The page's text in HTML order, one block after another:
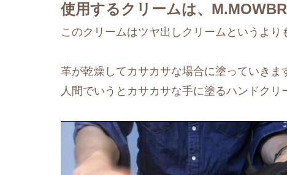
使用するクリームは、
このクリームはツヤ出しクリームというより
革が乾燥してカサカサな場合に塗っていきま
人間でいうとカサカサな手に塗るハンドクリ